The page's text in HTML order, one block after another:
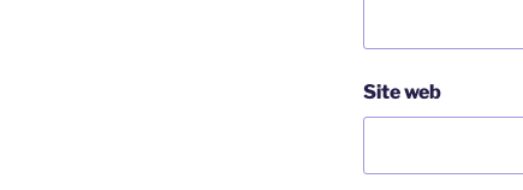
Site web